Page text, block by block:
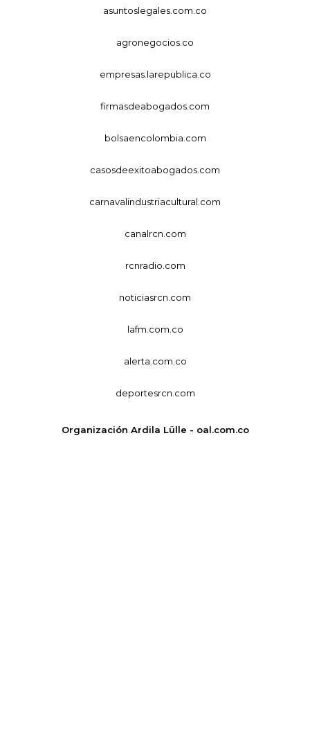
asuntoslegales.com.co
agronegocios.co
empresas.larepublica.co
firmasdeabogados.com
bolsaencolombia.com
casosdeexitoabogados.com
carnavalindustriacultural.com
canalrcn.com
rcnradio.com
noticiasrcn.com
lafm.com.co
alerta.com.co
deportesrcn.com
Organización Ardila Lülle - oal.com.co